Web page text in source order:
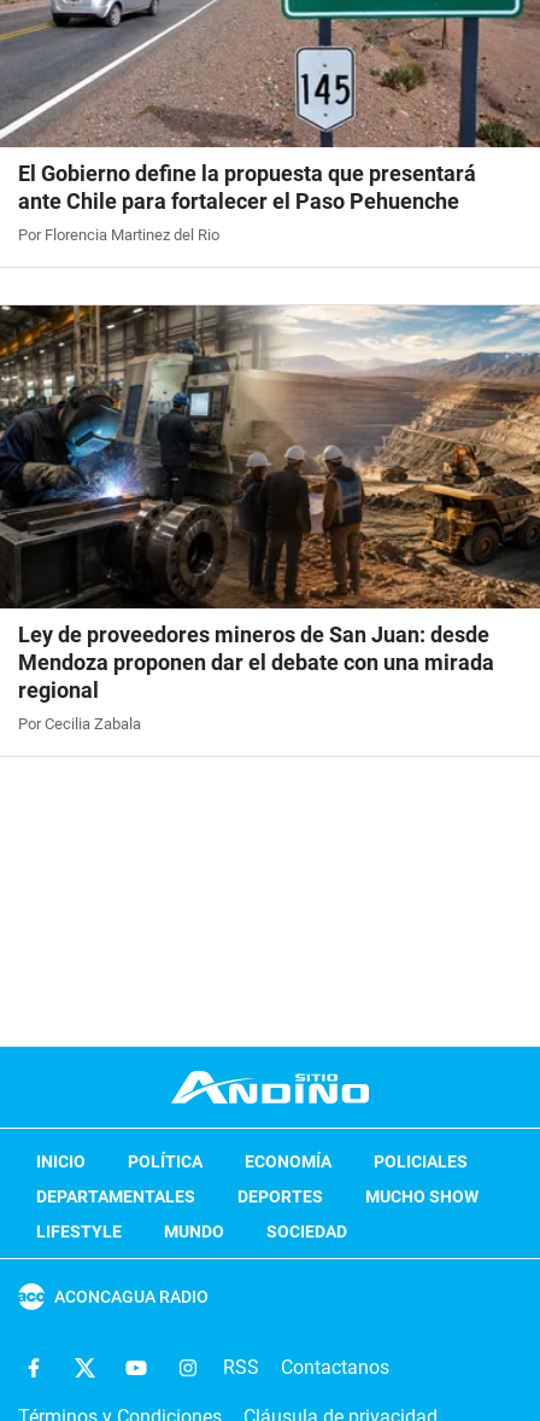
El Gobierno define la propuesta que presentará
ante Chile para fortalecer el Paso Pehuenche
Por Florencia Martinez del Rio
Ley de proveedores mineros de San Juan: desde
Mendoza proponen dar el debate con una mirada
regional
Por Cecilia Zabala
INICIO POLÍTICA ECONOMÍA
POLICIALES
DEPARTAMENTALES
DEPORTES
MUCHO SHOW
LIFESTYLE
MUNDO SOCIEDAD
ACONCAGUA RADIO
RSS Contactanos